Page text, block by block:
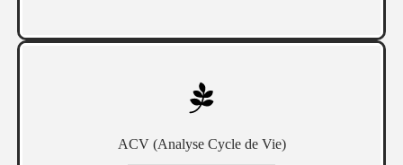
ACV (Analyse Cycle de Vie)